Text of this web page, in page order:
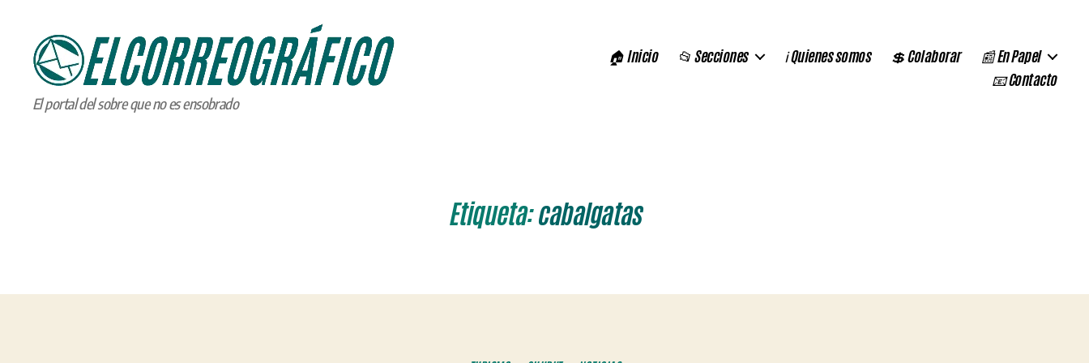
ELCORREOGRÁFICO
El portal del sobre que no es ensobrado
🏠 Inicio 📂 Secciones ℹ️ Quienes somos 💲 Colaborar
📰 En Papel
📧 Contacto
Etiqueta:cabalgatas
Categorías